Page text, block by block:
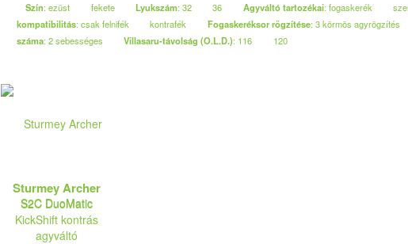
Szín: ezüst fekete Lyukszám: 32 36 Agyváltó tartozékai: fogaskerék
kompatibilitás: csak felnifék kontrafék Fogaskeréksor rögzítése: 3 körmös agyrögzítés
száma: 2 sebességes Villasaru-távolság (O.L.D.): 116 120
Sturmey Archer
S2C DuoMatic
KickShift kontrás
agyváltó